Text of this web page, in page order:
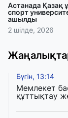
Астанада Қазақ
спорт
ашылды
2 шілде, 2026
Бүгін, 13:14
Мемлекет
құттықтау